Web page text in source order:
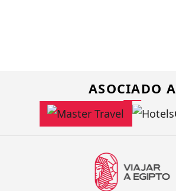
ASOCIADO A